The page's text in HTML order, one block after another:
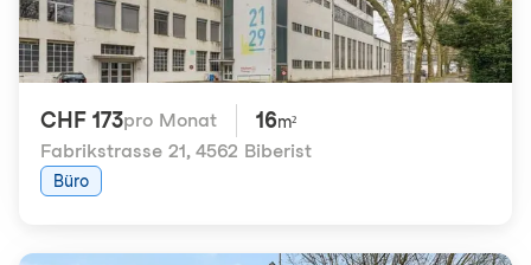
CHF 173pro Monat 16m²
Fabrikstrasse 21, 4562 Biberist
Büro